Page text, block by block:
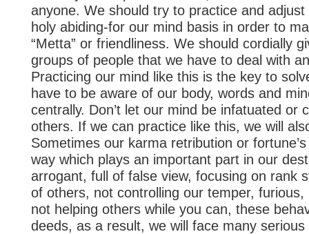
anyone. We should try to practice and adjust
holy abiding-for our mind basis in order to
“Metta” or friendliness. We should cordially
groups of people that we have to deal with
Practicing our mind like this is the key to
have to be aware of our body, words and
centrally. Don’t let our mind be infatuated or
others. If we can practice like this, we will
Sometimes our karma retribution or
way which plays an important part in our
arrogant, full of false view, focusing on rank
of others, not controlling our temper,
not helping others while you can, these
deeds, as a result, we will face many